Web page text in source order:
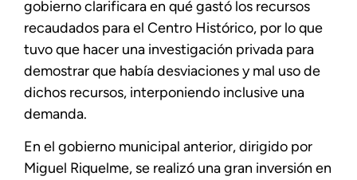
gobierno clarificara en qué gastó los recursos
recaudados para el Centro Histórico, por lo que
tuvo que hacer una investigación privada para
demostrar que había desviaciones y mal uso de
dichos recursos, interponiendo inclusive una
demanda.
En el gobierno municipal anterior, dirigido por
Miguel Riquelme, se realizó una gran inversión en